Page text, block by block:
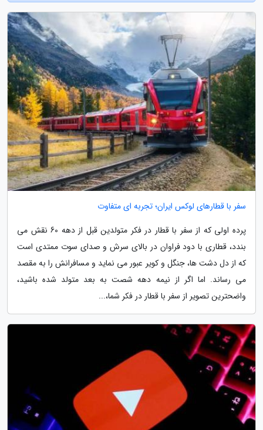
سفر با قطارهای لوکس ایران؛ تجربه ای متفاوت
پرده اولی که از سفر با قطار در فکر متولدین قبل از دهه 60 نقش می
بندد، قطاری با دود فراوان در بالای سرش و صدای سوت ممتدی است
که از دل دشت ها، جنگل و کویر عبور می نماید و مسافرانش را به مقصد
می رساند. اما اگر از نیمه دهه شصت به بعد متولد شده باشید،
واضحترین تصویر از سفر با قطار در فکر شما،...